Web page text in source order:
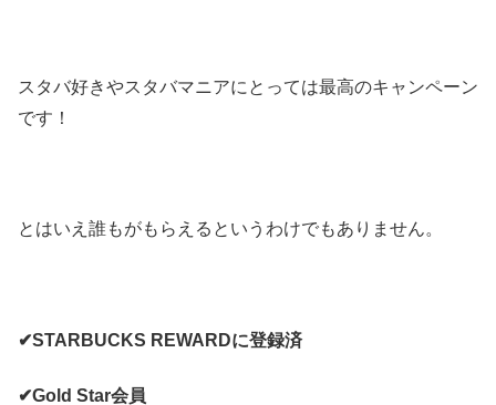
スタバ好きやスタバマニアにとっては最高のキャンペーン
です！
とはいえ誰もがもらえるというわけでもありません。
✔STARBUCKS REWARDに登録済
✔Gold Star会員